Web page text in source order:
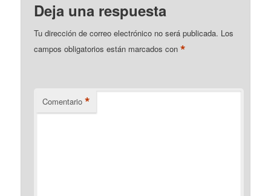
Deja una respuesta
Tu dirección de correo electrónico no será publicada. Los
campos obligatorios están marcados con*
Comentario *